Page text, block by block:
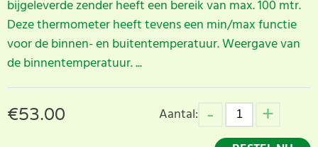
bijgeleverde zender heeft een bereik van max. 100 mtr.
Deze thermometer heeft tevens een min/max functie
voor de binnen- en buitentemperatuur. Weergave van
de binnentemperatuur. ...
€53.00
Aantal: